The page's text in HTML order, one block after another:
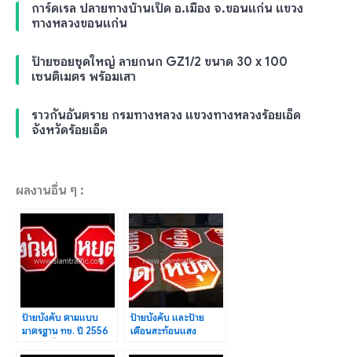
การ์ดเรล ปลายทางบ้านเป็ด อ.เมือง จ.ขอนแก่น แขวง
ทางหลวงขอนแก่น
ป้ายซอยชุดใหญ่ ลายกนก GZ1/2 ขนาด 30 x 100
เซนติเมตร พร้อมเสา
ราวกันอันตราย กรมทางหลวง แขวงทางหลวงร้อยเอ็ด
จังหวัดร้อยเอ็ด
ผลงานอื่น ๆ :
ป้ายบังคับ ตามแบบ
มาตรฐาน ทช. ปี 2556
ป้ายบังคับ และป้าย
เตือนสะท้อนแสง